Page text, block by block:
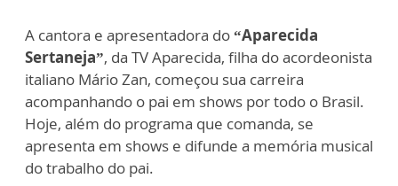
A cantora e apresentadora do“Aparecida
Sertaneja”, da TV Aparecida, filha do acordeonista
italiano Mário Zan, começou sua carreira
acompanhando o pai em shows por todo o Brasil.
Hoje, além do programa que comanda, se
apresenta em shows e difunde a memória musical
do trabalho do pai.